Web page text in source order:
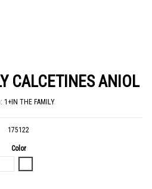
CALCETINES ANIOL
1+IN THE FAMILY
175122
Color